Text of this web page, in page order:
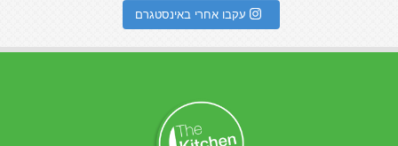
עקבו אחרי באינסטגרם